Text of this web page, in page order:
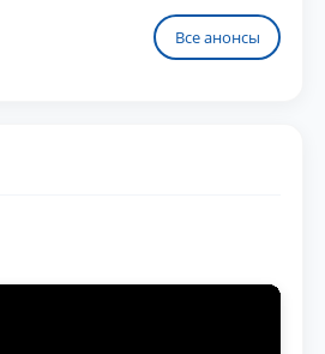
Нагоя
Все анонсы